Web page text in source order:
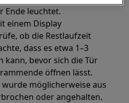
Ende leuchtet.
einem Display
ob die Restlaufzeit
dass es etwa 1–3
kann, bevor sich die Tür
öffnen lässt.
möglicherweise aus
oder angehalten.